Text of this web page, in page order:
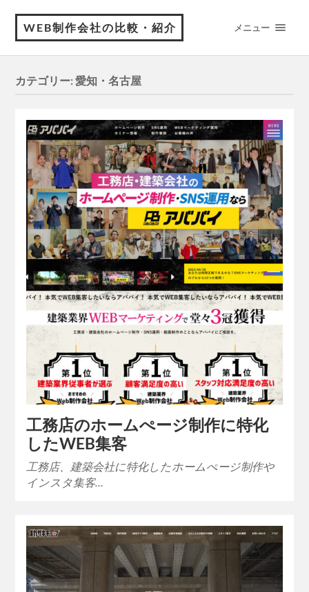
WEB制作会社の比較・紹介 メニュー
カテゴリー:愛知・名古屋
工務店のホームぺージ制作に特化
したWEB集客
工務店、建築会社に特化したホームぺージ制作や
インスタ集客…